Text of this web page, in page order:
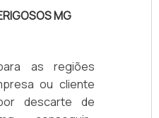
MG
as regiões
ou cliente
descarte de